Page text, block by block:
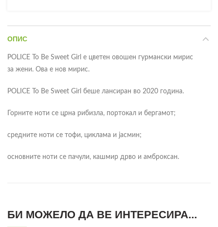
ОПИС
POLICE To Be Sweet Girl е цветен овошен гурмански мирис
за жени. Ова е нов мирис.
POLICE To Be Sweet Girl беше лансиран во 2020 година.
Горните ноти се црна рибизла, портокал и бергамот;
средните ноти се тофи, циклама и јасмин;
основните ноти се пачули, кашмир дрво и амброксан.
БИ МОЖЕЛО ДА ВЕ ИНТЕРЕСИРА...